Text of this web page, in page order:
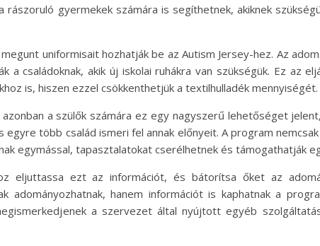
gyermekek számára is segíthetnek, akiknek
uniformisait hozhatják be az Autism Jersey-hez. Az
családoknak, akik új iskolai ruhákra van szükségük. Ez az
is, hiszen ezzel csökkenthetjük a textilhulladék mennyiségét.
a szülők számára ez egy nagyszerű lehetőséget
több család ismeri fel annak előnyeit. A program
egymással, tapasztalatokat cserélhetnek és támogathatják
eljuttassa ezt az információt, és bátorítsa őket az
adományozhatnak, hanem információt is kaphatnak a
a szervezet által nyújtott egyéb